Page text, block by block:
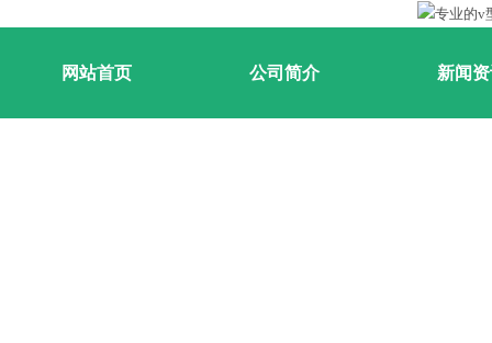
网站首页 公司简介 新闻